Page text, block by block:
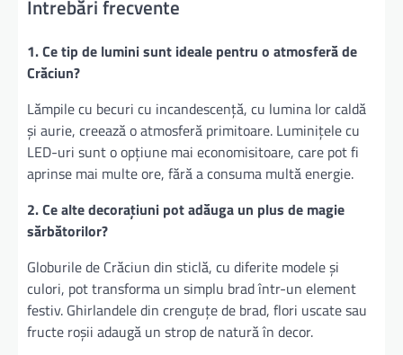
Întrebări frecvente
1. Ce tip de lumini sunt ideale pentru o atmosferă de
Crăciun?
Lămpile cu becuri cu incandescență, cu lumina lor caldă
și aurie, creează o atmosferă primitoare. Luminițele cu
LED-uri sunt o opțiune mai economisitoare, care pot fi
aprinse mai multe ore, fără a consuma multă energie.
2. Ce alte decorațiuni pot adăuga un plus de magie
sărbătorilor?
Globurile de Crăciun din sticlă, cu diferite modele și
culori, pot transforma un simplu brad într-un element
festiv. Ghirlandele din crenguțe de brad, flori uscate sau
fructe roșii adaugă un strop de natură în decor.